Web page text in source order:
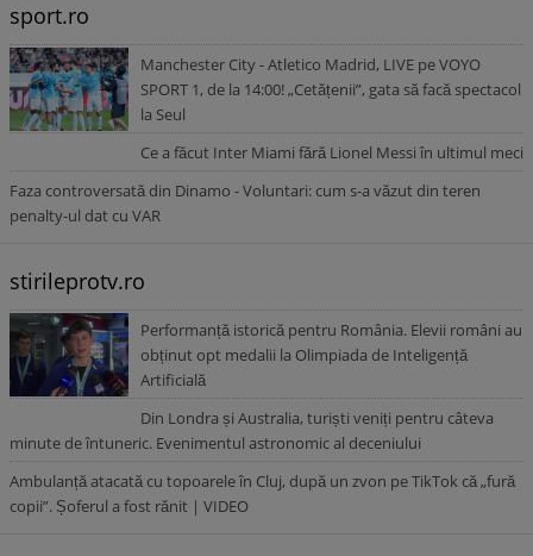
sport.ro
Manchester City - Atletico Madrid, LIVE pe VOYO
SPORT 1, de la 14:00! „Cetățenii”, gata să facă spectacol
la Seul
Ce a făcut Inter Miami fără Lionel Messi în ultimul meci
Faza controversată din Dinamo - Voluntari: cum s-a văzut din teren
penalty-ul dat cu VAR
stirileprotv.ro
Performanță istorică pentru România. Elevii români au
obținut opt medalii la Olimpiada de Inteligență
Artificială
Din Londra și Australia, turiști veniți pentru câteva
minute de întuneric. Evenimentul astronomic al deceniului
Ambulanță atacată cu topoarele în Cluj, după un zvon pe TikTok că „fură
copii”. Șoferul a fost rănit | VIDEO